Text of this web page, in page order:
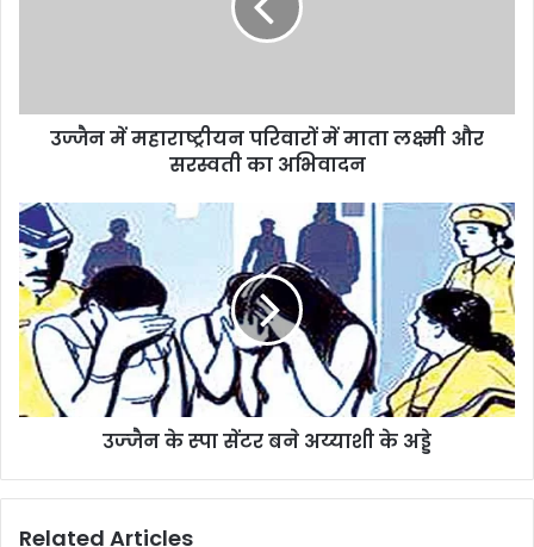
उज्जैन में महाराष्ट्रीयन परिवारों में माता लक्ष्मी और
सरस्वती का अभिवादन
उज्‍जैन के स्‍पा सेंटर बने अय्याशी के अड्डे
Related Articles